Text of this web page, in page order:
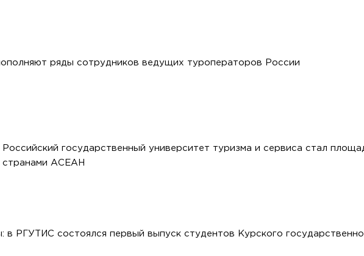
ряды сотрудников ведущих туроператоров России
Российский государственный университет туризма и сервиса стал
странами АСЕАН
в РГУТИС состоялся первый выпуск студентов Курского